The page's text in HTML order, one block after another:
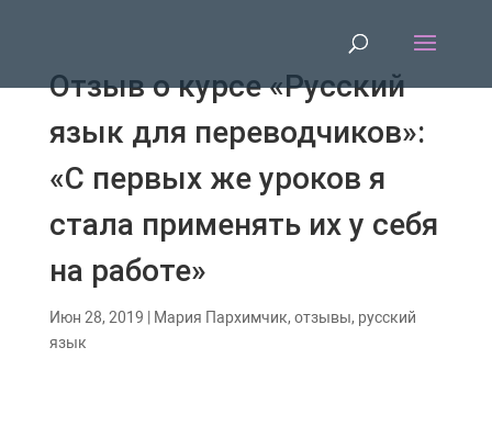
Отзыв о курсе «Русский
язык для переводчиков»‎:
«С первых же уроков я
стала применять их у себя
на работе»
Июн 28, 2019 Мария Пархимчик, отзывы, русский
язык